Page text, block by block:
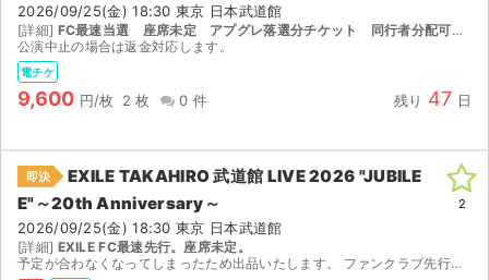
ご利用ガイド
手数料・お支払い方法
よくある質問
お知らせ
2026/09/25(金) 18:30 東京 日本武道館
[詳細] FC最速当選 座席未定 アプグレ落選分チケット 同行者分配可能です。
公演中止の場合は返金対応します。
電チケ
9,600 円/枚 2 枚 0 件 残り 47 日
即決
EXILE TAKAHIRO 武道館 LIVE 2026 "JUBILE
E"～20th Anniversary～
2026/09/25(金) 18:30 東京 日本武道館
[詳細] EXILE FC最速先行。座席未定。
予定が合わなくなってしまったため出品いたします。 ファンクラブ先行で当選したチケットです。 【お渡し方法】 電子チケットのQRコードを取引連絡でお送りします。 【注意事項】 公演が中止となっ...
2